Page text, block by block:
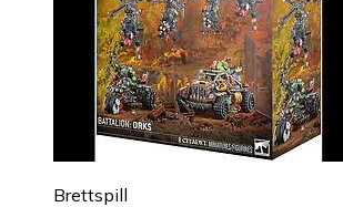
Brettspill